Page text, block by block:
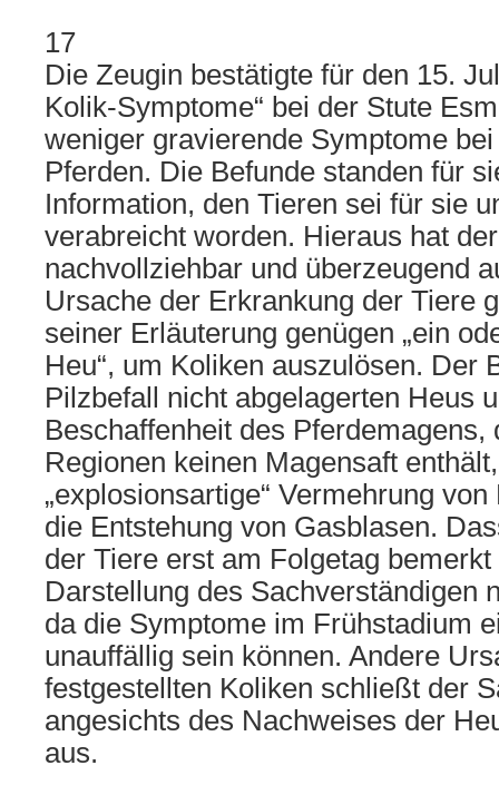
17
Die Zeugin bestätigte für den 15.
Kolik-Symptome“ bei der Stute
weniger gravierende Symptome
Pferden. Die Befunde standen für
Information, den Tieren sei für sie
verabreicht worden. Hieraus hat
nachvollziehbar und überzeugend
Ursache der Erkrankung der Tiere
seiner Erläuterung genügen „ein
Heu“, um Koliken auszulösen. Der
Pilzbefall nicht abgelagerten Heus
Beschaffenheit des Pferdemagens,
Regionen keinen Magensaft
„explosionsartige“ Vermehrung
die Entstehung von Gasblasen.
der Tiere erst am Folgetag
Darstellung des Sachverständigen
da die Symptome im Frühstadium
unauffällig sein können. Andere
festgestellten Koliken schließt der
angesichts des Nachweises der
aus.